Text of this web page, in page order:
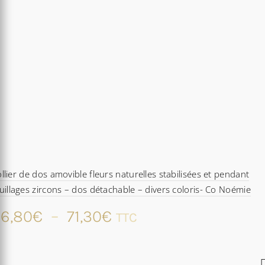
de dos amovible fleurs naturelles stabilisées et pendant
zircons – dos détachable – divers coloris- Co Noémie
€ – 71,30€ Plage
TTC